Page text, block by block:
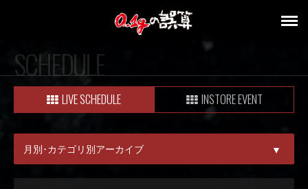
SCHEDULE
LIVE SCHEDULE INSTORE EVENT
月別･カテゴリ別アーカイブ ▼
ALL